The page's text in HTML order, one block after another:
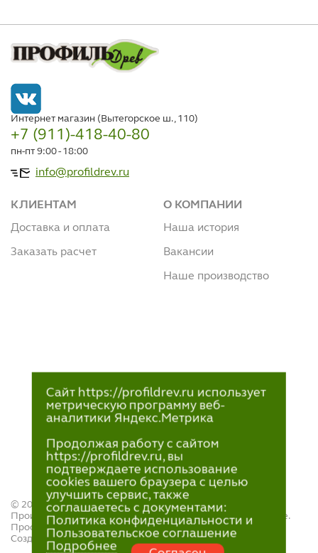
Интернет магазин (Вытегорское ш., 110)
+7 (911)-418-40-80
пн-пт 9:00 - 18:00
info@profildrev.ru
КЛИЕНТАМ
Доставка и оплата
Заказать расчет
О КОМПАНИИ
Наша история
Вакансии
Наше производство
© 2021—2023
Производство и продажа пиломатериалов в Петрозаводске.
ПрофильДрев.
Создание и поддержка сайта — «Артлекс»
Сайт https://profildrev.ru использует
метрическую программу веб-
аналитики Яндекс.Метрика
Продолжая работу с сайтом
https://profildrev.ru, вы
подтверждаете использование
cookies вашего браузера с целью
улучшить сервис, также
соглашаетесь с документами:
Политика конфиденциальности и
Пользовательское соглашение
Подробнее